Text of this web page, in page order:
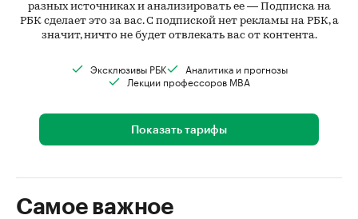
разных источниках и анализировать ее — Подписка на
РБК сделает это за вас. С подпиской нет рекламы на РБК, а
значит, ничто не будет отвлекать вас от контента.
Эксклюзивы РБК
Аналитика и прогнозы
Лекции профессоров MBA
Показать тарифы
Самое важное